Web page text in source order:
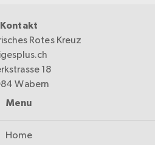
Kontakt
Rotes Kreuz
18
Wabern
Menu
Home